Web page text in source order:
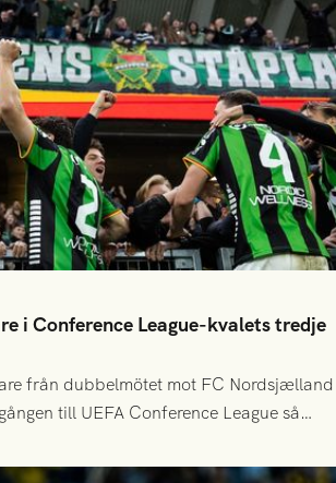
i Conference League-kvalets tredje
från dubbelmötet mot FC Nordsjælland
till UEFA Conference League så
kort därpå. Motståndare blir
isländska Valur och HŠK Zrinjski